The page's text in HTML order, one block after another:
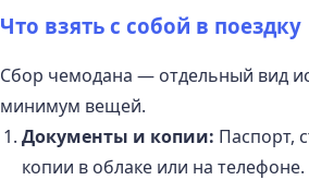
Что взять с собой в поездку
Сбор чемодана — отдельный вид
минимум вещей.
Документы и копии: Паспорт,
копии в облаке или на телефоне.